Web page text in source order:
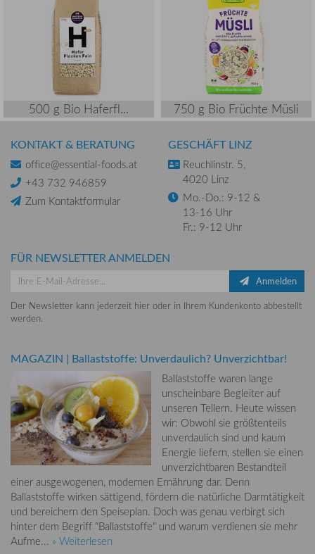
500 g Bio Haferfl... 750 g Bio Früchte Müsli
KONTAKT & BERATUNG
office@essential-foods.at
+43 732 946859
Zum Kontaktformular
GESCHÄFT LINZ
Reuchlinstr. 5,
4020 Linz
Mo.-Do.: 9-12 &
13-16 Uhr
Fr.: 9-12 Uhr
FÜR NEWSLETTER ANMELDEN
Anmelden
Der Newsletter kann jederzeit hier oder in Ihrem Kundenkonto abbestellt
werden.
MAGAZIN | Ballaststoffe: Unverdaulich? Unverzichtbar!
Ballaststoffe waren lange
unscheinbare Begleiter auf
unseren Tellern. Heute wissen
wir: Obwohl sie größtenteils
unverdaulich sind und kaum
Energie liefern, stellen sie einen
unverzichtbaren Bestandteil
einer ausgewogenen, modernen Ernährung dar. Denn
Ballaststoffe wirken sättigend, fördern die natürliche Darmtätigkeit
und bereichern den Speiseplan. Doch was genau verbirgt sich
hinter dem Begriff "Ballaststoffe" und warum verdienen sie mehr
Aufme... » Weiterlesen